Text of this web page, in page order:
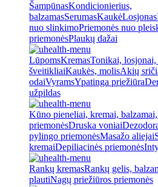
ŠampūnasKondicionierius,
balzamasSerumasKaukėLosjonas
nuo slinkimoPriemonės nuo
priemonėsPlaukų dažai
LūpomsKremasTonikai, losjonai,
šveitikliaiKaukės, molisAkių
odaiVyramsYpatinga priežiūra
užpildas
Kūno pieneliai, kremai,
priemonėsDruska voniai
pylingo priemonėsMasažo aliejai
kremaiDepiliacinės priemonės
Rankų kremasRankų gelis,
plautiNagų priežiūros priemonės